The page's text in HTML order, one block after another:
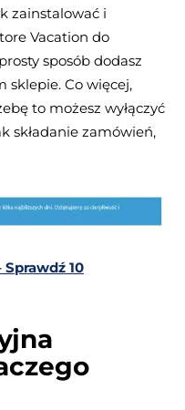
zainstalować i
Vacation do
sposób dodasz
sklepie. Co więcej,
to możesz wyłączyć
składanie zamówień,
10